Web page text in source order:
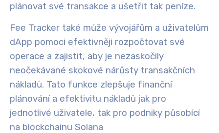
plánovat své transakce a ušetřit tak peníze.
Fee Tracker také může vývojářům a uživatelům
dApp pomoci efektivněji rozpočtovat své
operace a zajistit, aby je nezaskočily
neočekávané skokové nárůsty transakčních
nákladů. Tato funkce zlepšuje finanční
plánování a efektivitu nákladů jak pro
jednotlivé uživatele, tak pro podniky působící
na blockchainu Solana